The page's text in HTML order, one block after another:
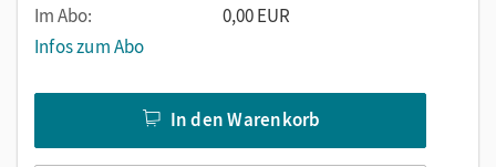
Im Abo:
0,00 EUR
Infos zum Abo
In den Warenkorb